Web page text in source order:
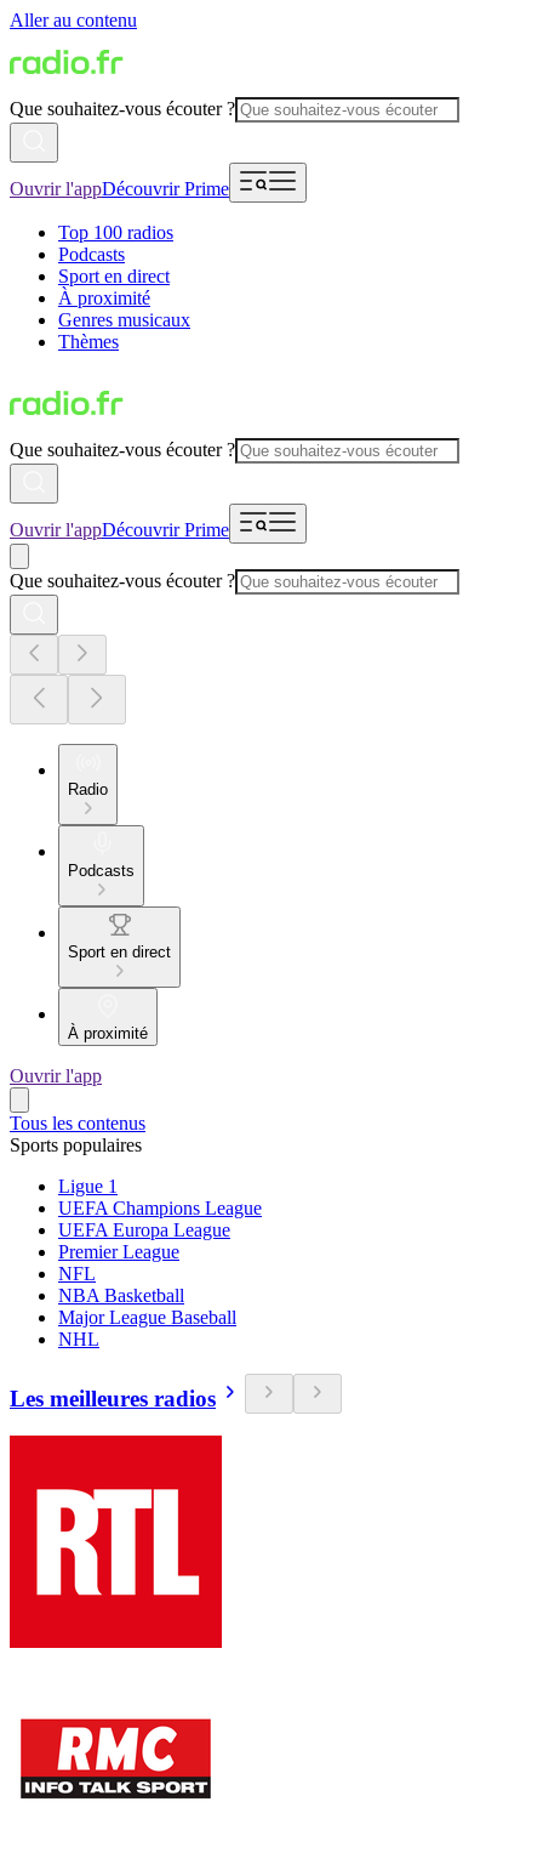
Aller au contenu
Que souhaitez-vous écouter ?
Ouvrir l'appDécouvrir Prime
Top 100 radios
Podcasts
Sport en direct
À proximité
Genres musicaux
Thèmes
Que souhaitez-vous écouter ?
Ouvrir l'appDécouvrir Prime
Que souhaitez-vous écouter ?
Radio
Podcasts
Sport en direct
À proximité
Ouvrir l'app
Tous les contenus
Sports populaires
Ligue 1
UEFA Champions League
UEFA Europa League
Premier League
NFL
NBA Basketball
Major League Baseball
NHL
Les meilleures radios